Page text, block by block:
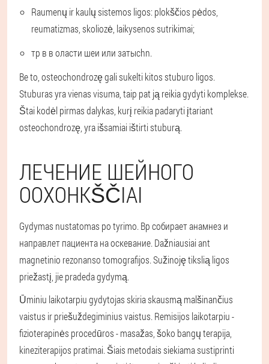
Raumenų ir kaulų sistemos ligos: plokščios pėdos,
reumatizmas, skoliozė, laikysenos sutrikimai;
тр в в оласти шеи или затыchn.
Be to, osteochondrozę gali sukelti kitos stuburo ligos.
Stuburas yra vienas visuma, taip pat ją reikia gydyti komplekse.
Štai kodėl pirmas dalykas, kurį reikia padaryti įtariant
osteochondrozę, yra išsamiai ištirti stuburą.
ЛЕЧЕНИЕ ШЕЙНОГО
ООХОНKŠČIAI
Gydymas nustatomas po tyrimo. Вр собирает анамнез и
направлет пациента на оскевание. Dažniausiai ant
magnetinio rezonanso tomografijos. Sužinoję tikslią ligos
priežastį, jie pradeda gydymą.
Ūminiu laikotarpiu gydytojas skiria skausmą malšinančius
vaistus ir priešuždegiminius vaistus. Remisijos laikotarpiu -
fizioterapinės procedūros - masažas, šoko bangų terapija,
kineziterapijos pratimai. Šiais metodais siekiama sustiprinti